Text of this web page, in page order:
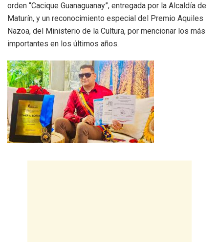
orden “Cacique Guanaguanay”, entregada por la Alcaldía de
Maturín, y un reconocimiento especial del Premio Aquiles
Nazoa, del Ministerio de la Cultura, por mencionar los más
importantes en los últimos años.